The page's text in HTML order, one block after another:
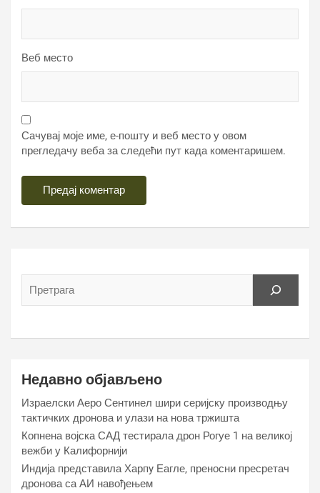
Веб место
Сачувај моје име, е-пошту и веб место у овом
прегледачу веба за следећи пут када коментаришем.
Недавно објављено
Израелски Аеро Сентинел шири серијску производњу
тактичких дронова и улази на нова тржишта
Копнена војска САД тестирала дрон Рогуе 1 на великој
вежби у Калифорнији
Индија представила Харпy Еагле, преносни пресретач
дронова са АИ навођењем